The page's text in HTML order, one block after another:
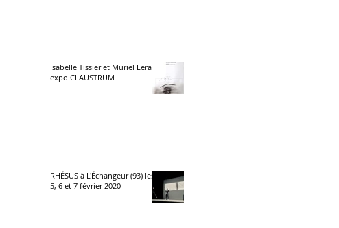
Isabelle Tissier et Muriel Leray
expo CLAUSTRUM
RHÉSUS à L'Échangeur (93) les
5, 6 et 7 février 2020